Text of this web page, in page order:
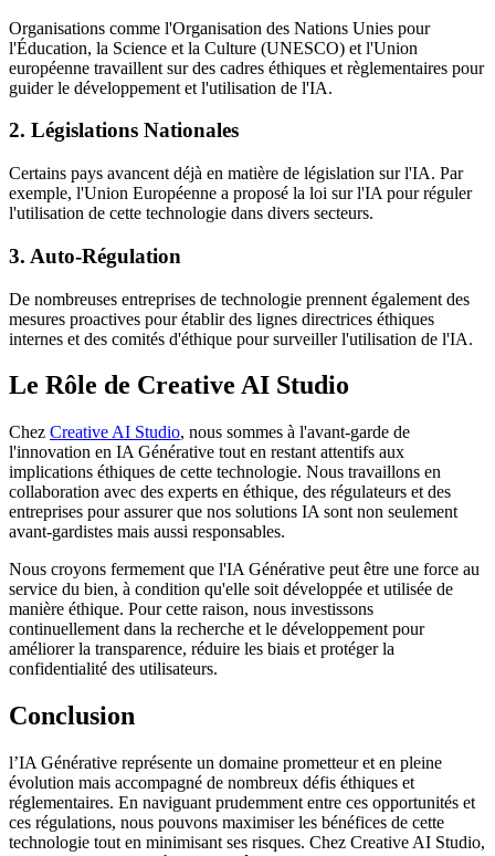
Organisations comme l'Organisation des Nations Unies pour
l'Éducation, la Science et la Culture (UNESCO) et l'Union
européenne travaillent sur des cadres éthiques et règlementaires pour
guider le développement et l'utilisation de l'IA.
2. Législations Nationales
Certains pays avancent déjà en matière de législation sur l'IA. Par
exemple, l'Union Européenne a proposé la loi sur l'IA pour réguler
l'utilisation de cette technologie dans divers secteurs.
3. Auto-Régulation
De nombreuses entreprises de technologie prennent également des
mesures proactives pour établir des lignes directrices éthiques
internes et des comités d'éthique pour surveiller l'utilisation de l'IA.
Le Rôle de Creative AI Studio
Chez Creative AI Studio, nous sommes à l'avant-garde de
l'innovation en IA Générative tout en restant attentifs aux
implications éthiques de cette technologie. Nous travaillons en
collaboration avec des experts en éthique, des régulateurs et des
entreprises pour assurer que nos solutions IA sont non seulement
avant-gardistes mais aussi responsables.
Nous croyons fermement que l'IA Générative peut être une force au
service du bien, à condition qu'elle soit développée et utilisée de
manière éthique. Pour cette raison, nous investissons
continuellement dans la recherche et le développement pour
améliorer la transparence, réduire les biais et protéger la
confidentialité des utilisateurs.
Conclusion
l’IA Générative représente un domaine prometteur et en pleine
évolution mais accompagné de nombreux défis éthiques et
réglementaires. En naviguant prudemment entre ces opportunités et
ces régulations, nous pouvons maximiser les bénéfices de cette
technologie tout en minimisant ses risques. Chez Creative AI Studio,